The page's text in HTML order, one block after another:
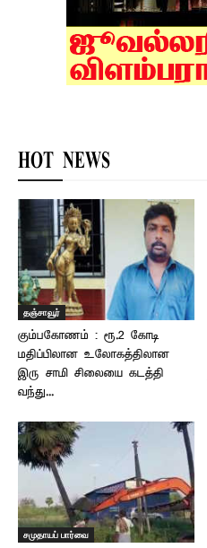
HOT NEWS
தஞ்சாவூர்
கும்பகோணம் : ரூ.2 கோடி
மதிப்பிலான உலோகத்திலான
இரு சாமி சிலையை கடத்தி
வந்து...
சமுதாயப் பார்வை